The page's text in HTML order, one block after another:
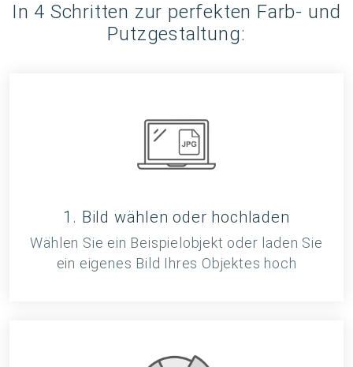
In 4 Schritten zur perfekten Farb- und
Putzgestaltung:
1. Bild wählen oder hochladen
Wählen Sie ein Beispielobjekt oder laden Sie
ein eigenes Bild Ihres Objektes hoch